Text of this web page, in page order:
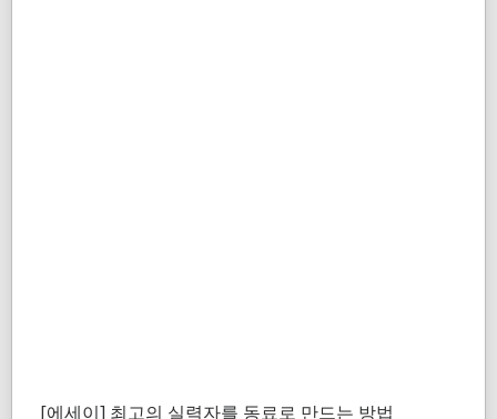
[에세이] 최고의 실력자를 동료로 만드는 방법